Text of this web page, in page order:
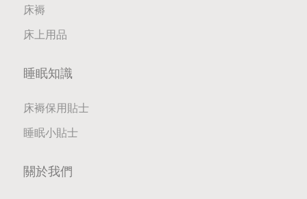
床褥
床上用品
睡眠知識
床褥保用貼士
睡眠小貼士
關於我們